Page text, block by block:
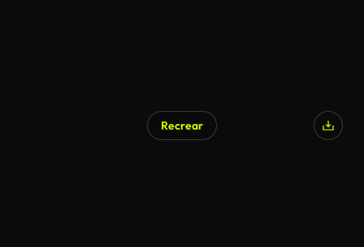
Recrear